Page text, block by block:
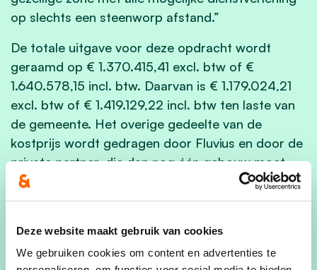
Deze website maakt gebruik van cookies
We gebruiken cookies om content en advertenties te
op slechts een steenworp afstand.”
De totale uitgave voor deze opdracht wordt
geraamd op € 1.370.415,41 excl. btw of €
1.640.578,15 incl. btw. Daarvan is € 1.179.024,21
excl. btw of € 1.419.129,22 incl. btw ten laste van
de gemeente. Het overige gedeelte van de
kostprijs wordt gedragen door Fluvius en door de
private partner, die dan nog één gebouw moet
realiseren naast De Open Poort.
voorwaarde van een vlotte gunning, is de
verwachting dat de werken in het najaar starten.